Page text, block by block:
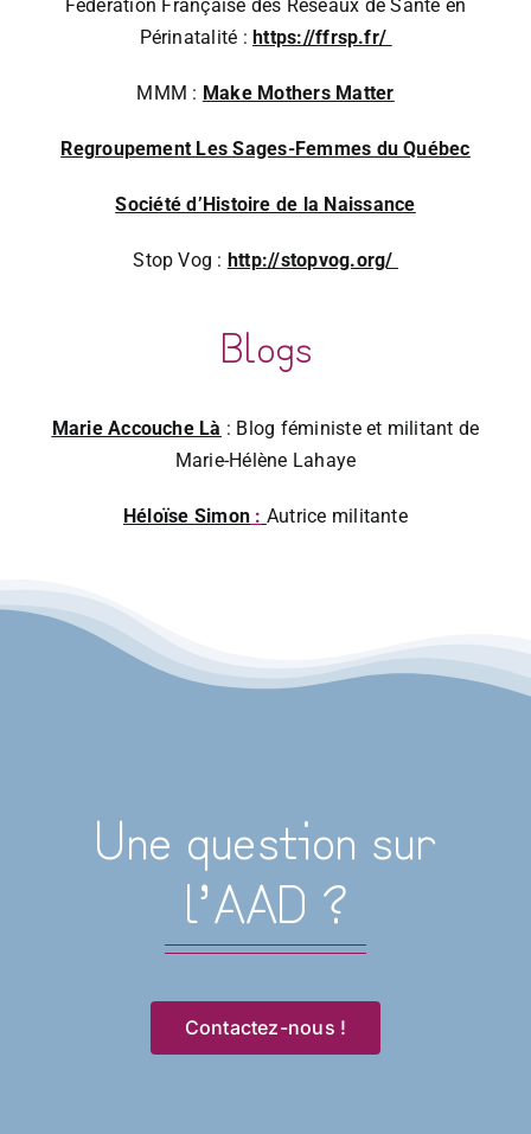
Fédération Française des Réseaux de Santé en
Périnatalité : https://ffrsp.fr/
MMM : Make Mothers Matter
Regroupement Les Sages-Femmes du Québec
Société d’Histoire de la Naissance
Stop Vog : http://stopvog.org/
Blogs
Marie Accouche Là : Blog féministe et militant de
Marie-Hélène Lahaye
Héloïse Simon : Autrice militante
Une question sur
l’AAD ?
Contactez-nous !